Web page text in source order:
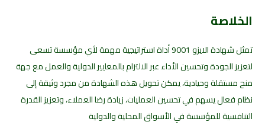
الخلاصة
تمثل شهادة الايزو 9001 أداة استراتيجية مهمة لأي مؤسسة تسعى
لتعزيز الجودة وتحسين الأداء عبر الالتزام بالمعايير الدولية والعمل مع جهة
منح مستقلة وحيادية، يمكن تحويل هذه الشهادة من مجرد وثيقة إلى
نظام فعال يسهم في تحسين العمليات، زيادة رضا العملاء، وتعزيز القدرة
التنافسية للمؤسسة في الأسواق المحلية والدولية